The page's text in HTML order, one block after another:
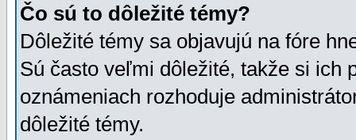
Čo sú to dôležité témy?
Dôležité témy sa objavujú na fóre
Sú často veľmi dôležité, takže si ich
oznámeniach rozhoduje
dôležité témy.